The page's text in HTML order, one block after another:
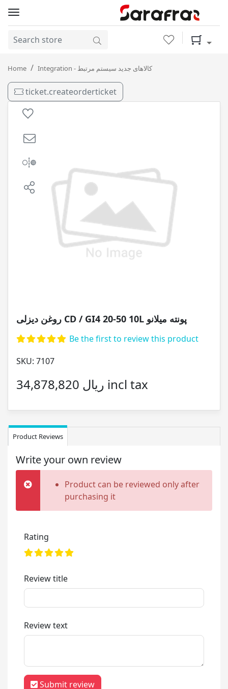
Wishlist
Home Integration - کالاهای جدید سیستم مرتبط
روغن دیزلی CD / GI4 20-50 10L پونته میلانو
ticket.createorderticket
روغن دیزلی CD / GI4 20-50 10L پونته میلانو
Be the first to review this product
SKU: 7107
34,878,820 ریال incl tax
Product Reviews
Write your own review
Product can be reviewed only after
purchasing it
Rating
Review title
Review text
Submit review